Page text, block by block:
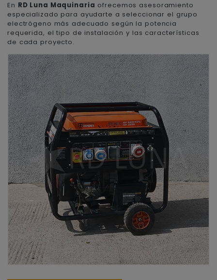
En RD Luna Maquinaria ofrecemos asesoramiento
especializado para ayudarte a seleccionar el grupo
electrógeno más adecuado según la potencia
requerida, el tipo de instalación y las características
de cada proyecto.